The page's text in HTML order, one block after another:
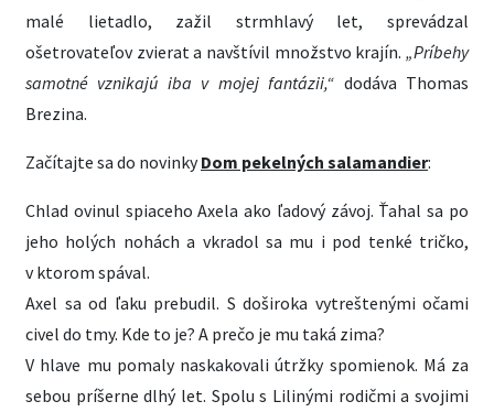
malé lietadlo, zažil strmhlavý let, sprevádzal
ošetrovateľov zvierat a navštívil množstvo krajín. „Príbehy
samotné vznikajú iba v mojej fantázii,“ dodáva Thomas
Brezina.
Začítajte sa do novinkyDom pekelných salamandier:
Chlad ovinul spiaceho Axela ako ľadový závoj. Ťahal sa po
jeho holých nohách a vkradol sa mu i pod tenké tričko,
v ktorom spával.
Axel sa od ľaku prebudil. S doširoka vytreštenými očami
civel do tmy. Kde to je? A prečo je mu taká zima?
V hlave mu pomaly naskakovali útržky spomienok. Má za
sebou príšerne dlhý let. Spolu s Lilinými rodičmi a svojimi